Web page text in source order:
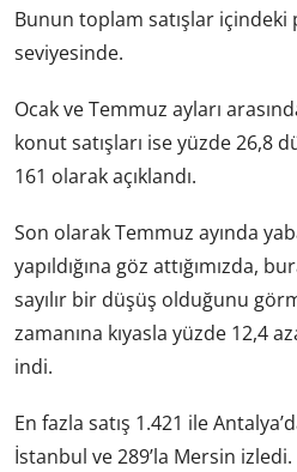
Bunun toplam satışlar içindeki
seviyesinde.
Ocak ve Temmuz ayları
konut satışları ise yüzde 26,8
161 olarak açıklandı.
Son olarak Temmuz ayında
yapıldığına göz attığımızda,
sayılır bir düşüş olduğunu
zamanına kıyasla yüzde 12,4
indi.
En fazla satış 1.421 ile
İstanbul ve 289’la Mersin izledi.